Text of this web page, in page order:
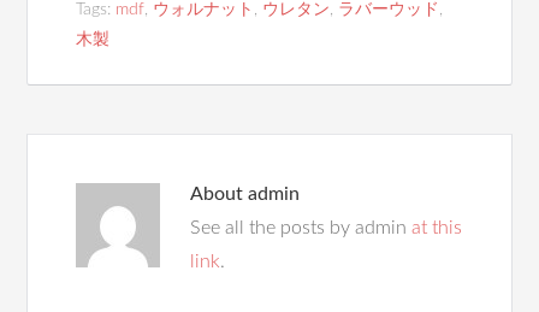
Tags: mdf, ウォルナット , ウレタン, ラバーウッド ,
木製
About admin
See all the posts by adminat this
link.